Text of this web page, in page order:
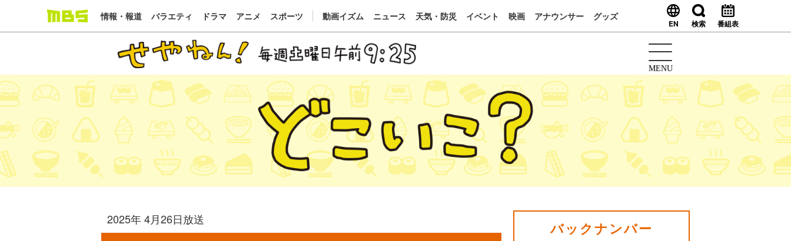
情報・報道 バラエティ ドラマ アニメ スポーツ 動画イズム ニュース 天気・防災 イベント 映画 アナウンサー グッズ
EN 検索 番組表
MENU
2025年 4月26日放送
バックナンバー